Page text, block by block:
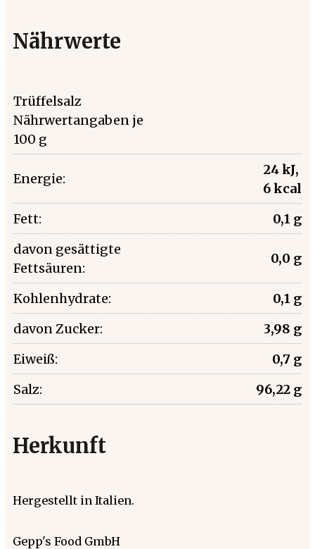
Nährwerte
Trüffelsalz
Nährwertangaben je
100 g
Energie:
24 kJ,
6 kcal
Fett:
0,1 g
davon gesättigte
Fettsäuren:
0,0 g
Kohlenhydrate:
0,1 g
davon Zucker:
3,98 g
Eiweiß:
0,7 g
Salz:
96,22 g
Herkunft
Hergestellt in Italien.
Gepp's Food GmbH